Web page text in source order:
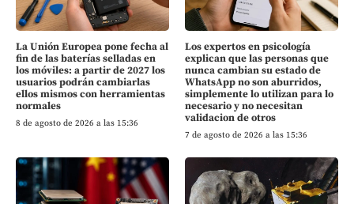
La Unión Europea pone fecha al
fin de las baterías selladas en
los móviles: a partir de 2027 los
usuarios podrán cambiarlas
ellos mismos con herramientas
normales
8 de agosto de 2026 a las 15:36
Los expertos en psicología
explican que las personas que
nunca cambian su estado de
WhatsApp no son aburridos,
simplemente lo utilizan para lo
necesario y no necesitan
validacion de otros
7 de agosto de 2026 a las 15:36